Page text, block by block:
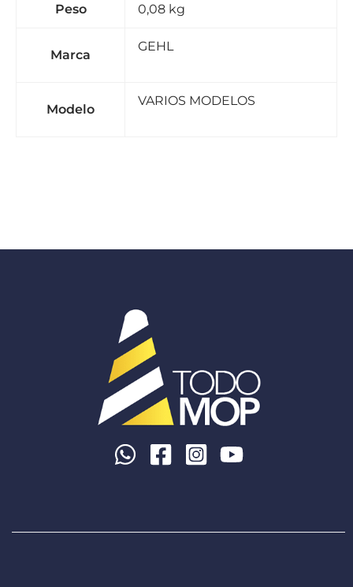
Peso
0,08 kg
Marca
GEHL
Modelo
VARIOS MODELOS